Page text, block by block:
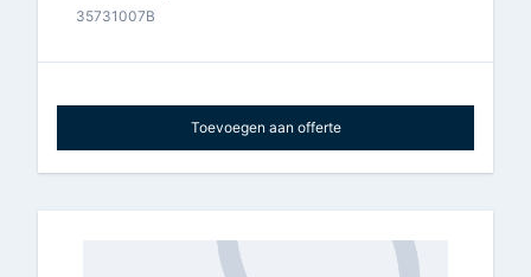
35731007B
Toevoegen aan offerte